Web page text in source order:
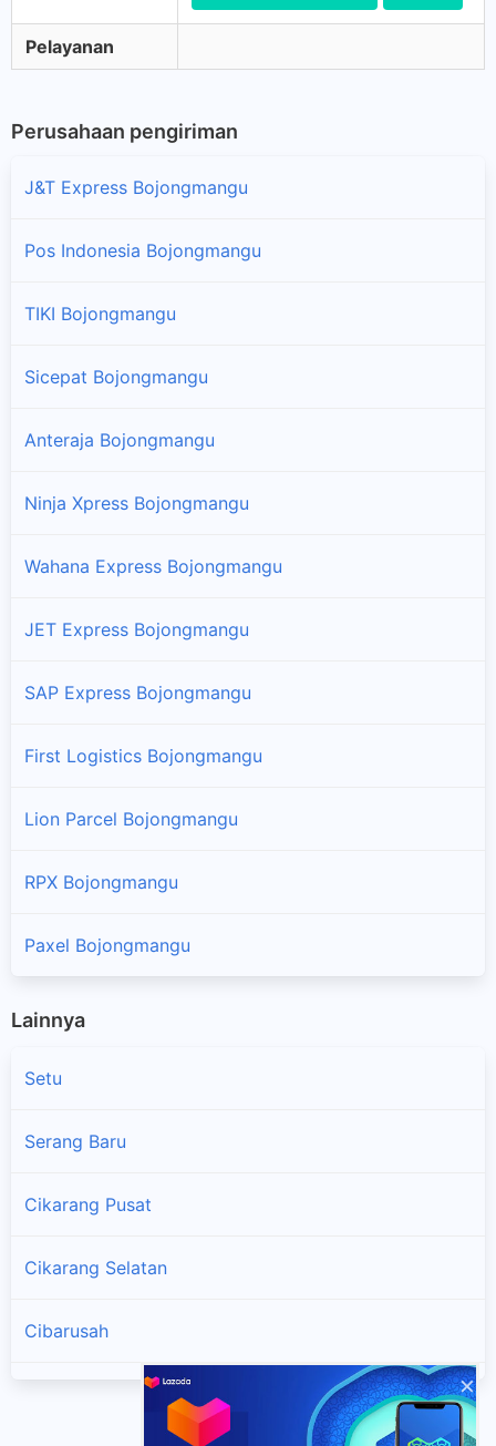
Pelayanan
Perusahaan pengiriman
J&T Express Bojongmangu
Pos Indonesia Bojongmangu
TIKI Bojongmangu
Sicepat Bojongmangu
Anteraja Bojongmangu
Ninja Xpress Bojongmangu
Wahana Express Bojongmangu
JET Express Bojongmangu
SAP Express Bojongmangu
First Logistics Bojongmangu
Lion Parcel Bojongmangu
RPX Bojongmangu
Paxel Bojongmangu
Lainnya
Setu
Serang Baru
Cikarang Pusat
Cikarang Selatan
Cibarusah
Cikarang Timur ×